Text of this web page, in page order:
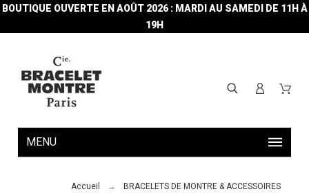
BOUTIQUE OUVERTE EN AOÛT 2026 : MARDI AU SAMEDI DE 11H À
19H
MENU
Accueil
BRACELETS DE MONTRE & ACCESSOIRES